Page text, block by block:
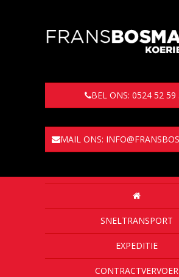
BEL ONS: 0524 52 59
MAIL ONS:
SNELTRANSPORT
EXPEDITIE
CONTRACTVERVOER